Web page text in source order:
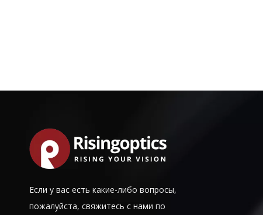
Если у вас есть какие-либо вопросы,
пожалуйста, свяжитесь с нами по